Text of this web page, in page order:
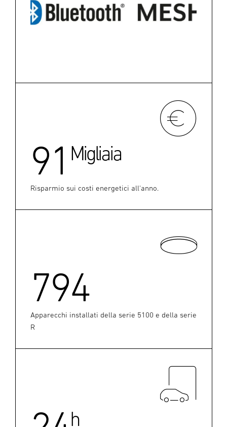
91 Migliaia
Risparmio sui costi energetici all'anno.
794
Apparecchi installati della serie 5100 e della serie
R
h